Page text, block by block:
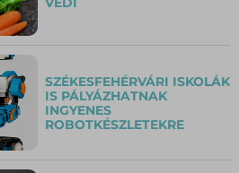
SZÉKESFEHÉRVÁRI ISKOLÁK
IS PÁLYÁZHATNAK
INGYENES
ROBOTKÉSZLETEKRE